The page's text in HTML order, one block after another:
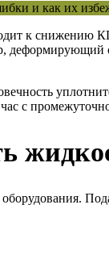
к снижению
деформирующий
с
оборудования.